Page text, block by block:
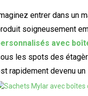
entrer dans un
soigneusement
avec
les spots des
rapidement devenu